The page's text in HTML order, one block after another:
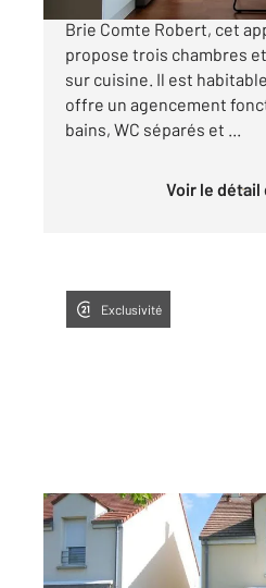
Brie Comte Robert, cet
propose trois chambres
sur cuisine. Il est
offre un agencement
bains, WC séparés et ...
Voir le
Exclusivité
BRIE COMTE ROBERT 77
100,34 m
, 5 pièces
Ref : 23012